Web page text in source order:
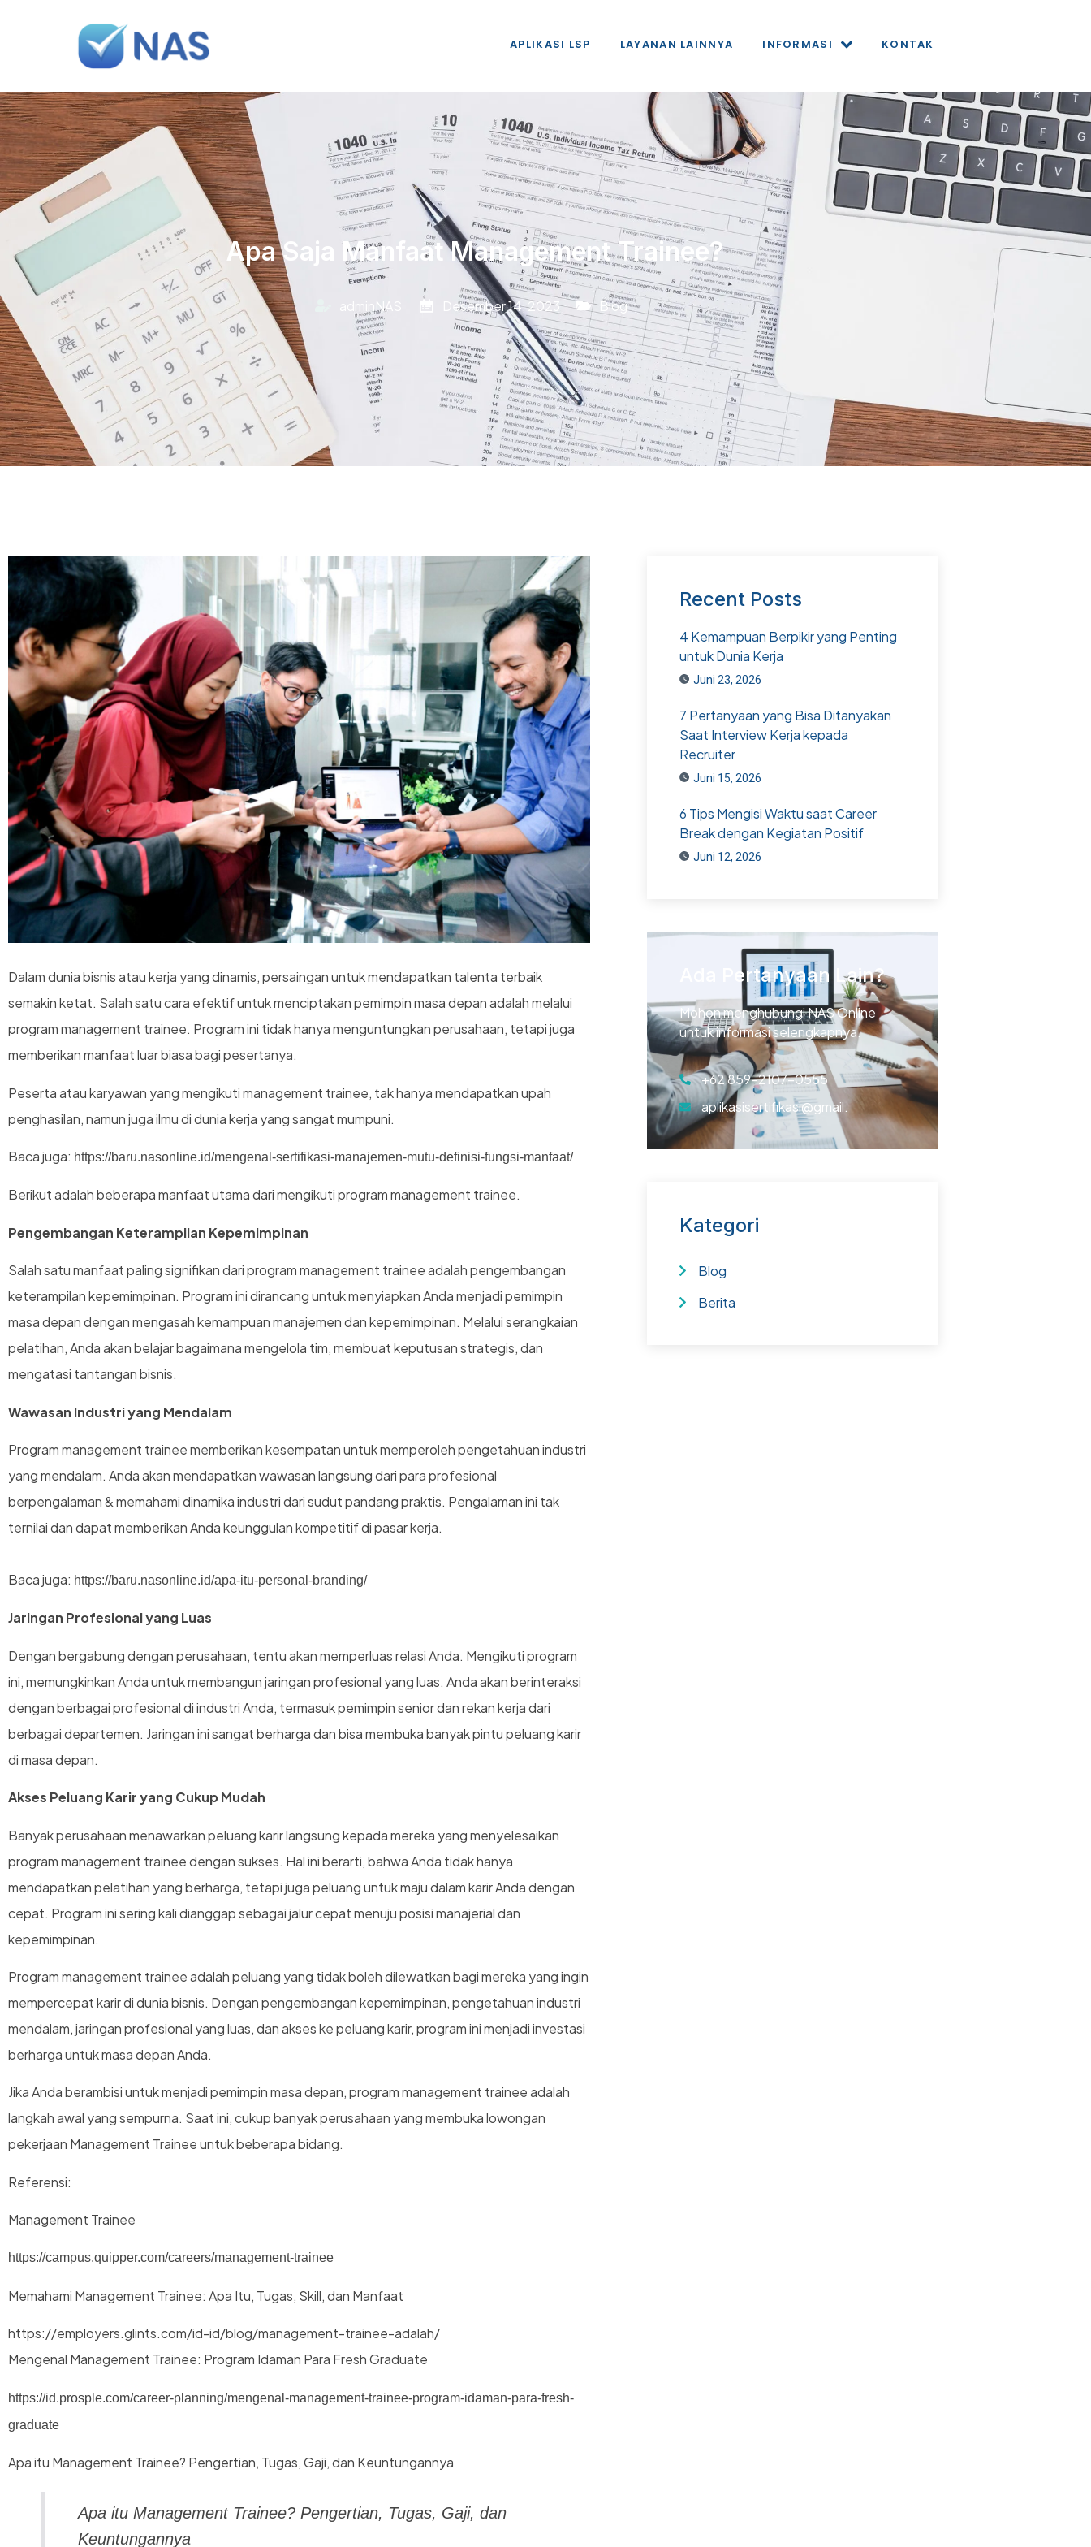
APLIKASI LSP LAYANAN LAINNYA INFORMASI KONTAK
Apa Saja Manfaat Management Trainee?
adminNAS Desember 14, 2023 Blog
Dalam dunia bisnis atau kerja yang dinamis, persaingan untuk mendapatkan talenta terbaik
semakin ketat. Salah satu cara efektif untuk menciptakan pemimpin masa depan adalah melalui
program management trainee. Program ini tidak hanya menguntungkan perusahaan, tetapi juga
memberikan manfaat luar biasa bagi pesertanya.
Peserta atau karyawan yang mengikuti management trainee, tak hanya mendapatkan upah
penghasilan, namun juga ilmu di dunia kerja yang sangat mumpuni.
Baca juga: https://baru.nasonline.id/mengenal-sertifikasi-manajemen-mutu-definisi-fungsi-manfaat/
Berikut adalah beberapa manfaat utama dari mengikuti program management trainee.
Pengembangan Keterampilan Kepemimpinan
Salah satu manfaat paling signifikan dari program management trainee adalah pengembangan
keterampilan kepemimpinan. Program ini dirancang untuk menyiapkan Anda menjadi pemimpin
masa depan dengan mengasah kemampuan manajemen dan kepemimpinan. Melalui serangkaian
pelatihan, Anda akan belajar bagaimana mengelola tim, membuat keputusan strategis, dan
mengatasi tantangan bisnis.
Wawasan Industri yang Mendalam
Program management trainee memberikan kesempatan untuk memperoleh pengetahuan industri
yang mendalam. Anda akan mendapatkan wawasan langsung dari para profesional
berpengalaman & memahami dinamika industri dari sudut pandang praktis. Pengalaman ini tak
ternilai dan dapat memberikan Anda keunggulan kompetitif di pasar kerja.
Baca juga: https://baru.nasonline.id/apa-itu-personal-branding/
Jaringan Profesional yang Luas
Dengan bergabung dengan perusahaan, tentu akan memperluas relasi Anda. Mengikuti program
ini, memungkinkan Anda untuk membangun jaringan profesional yang luas. Anda akan berinteraksi
dengan berbagai profesional di industri Anda, termasuk pemimpin senior dan rekan kerja dari
berbagai departemen. Jaringan ini sangat berharga dan bisa membuka banyak pintu peluang karir
di masa depan.
Akses Peluang Karir yang Cukup Mudah
Banyak perusahaan menawarkan peluang karir langsung kepada mereka yang menyelesaikan
program management trainee dengan sukses. Hal ini berarti, bahwa Anda tidak hanya
mendapatkan pelatihan yang berharga, tetapi juga peluang untuk maju dalam karir Anda dengan
cepat. Program ini sering kali dianggap sebagai jalur cepat menuju posisi manajerial dan
kepemimpinan.
Program management trainee adalah peluang yang tidak boleh dilewatkan bagi mereka yang ingin
mempercepat karir di dunia bisnis. Dengan pengembangan kepemimpinan, pengetahuan industri
mendalam, jaringan profesional yang luas, dan akses ke peluang karir, program ini menjadi investasi
berharga untuk masa depan Anda.
Jika Anda berambisi untuk menjadi pemimpin masa depan, program management trainee adalah
langkah awal yang sempurna. Saat ini, cukup banyak perusahaan yang membuka lowongan
pekerjaan Management Trainee untuk beberapa bidang.
Referensi:
Management Trainee
https://campus.quipper.com/careers/management-trainee
Memahami Management Trainee: Apa Itu, Tugas, Skill, dan Manfaat
https://employers.glints.com/id-id/blog/management-trainee-adalah/
Mengenal Management Trainee: Program Idaman Para Fresh Graduate
https://id.prosple.com/career-planning/mengenal-management-trainee-program-idaman-para-fresh-
graduate
Apa itu Management Trainee? Pengertian, Tugas, Gaji, dan Keuntungannya
Apa itu Management Trainee? Pengertian, Tugas, Gaji, dan
Keuntungannya
Recent Posts
4 Kemampuan Berpikir yang Penting
untuk Dunia Kerja
Juni 23, 2026
7 Pertanyaan yang Bisa Ditanyakan
Saat Interview Kerja kepada
Recruiter
Juni 15, 2026
6 Tips Mengisi Waktu saat Career
Break dengan Kegiatan Positif
Juni 12, 2026
Ada Pertanyaan Lain?
Mohon menghubungi NAS Online
untuk informasi selengkapnya.
+62 859-2107-0555
aplikasisertifikasi@gmail.
Kategori
Blog
Berita